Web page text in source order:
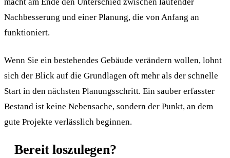
macht am Ende den Unterschied zwischen laufender
Nachbesserung und einer Planung, die von Anfang an
funktioniert.
Wenn Sie ein bestehendes Gebäude verändern wollen, lohnt
sich der Blick auf die Grundlagen oft mehr als der schnelle
Start in den nächsten Planungsschritt. Ein sauber erfasster
Bestand ist keine Nebensache, sondern der Punkt, an dem
gute Projekte verlässlich beginnen.
Bereit loszulegen?